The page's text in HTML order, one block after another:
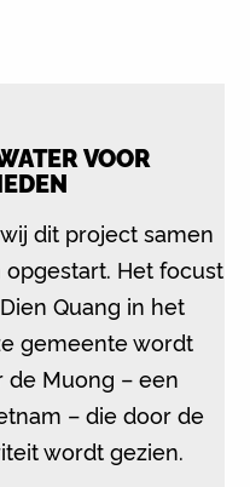
VOOR
dit project samen
Het focust
Quang in het
gemeente wordt
Muong – een
– die door de
wordt gezien.